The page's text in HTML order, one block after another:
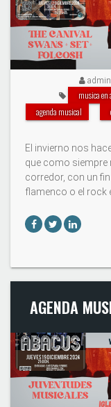
admin
musica en
agenda musical
El invierno nos
que como siempre
corredor, con un fin
flamenco o el rock
AGENDA